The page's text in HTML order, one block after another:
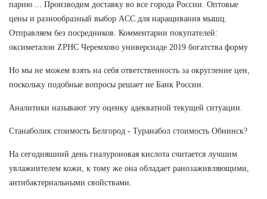
парню ... Производим доставку во все города России. Оптовые
цены и разнообразный выбор ACC для наращивания мышц.
Отправляем без посредников. Комментарии покупателей:
оксиметалон ZPHC Черемхово универсиаде 2019 богатства форму
Но мы не можем взять на себя ответственность за округление цен,
поскольку подобные вопросы решает не Банк России.
Аналитики называют эту оценку адекватной текущей ситуации.
Станаболик стоимость Белгород - Туранабол стоимость Обнинск?
На сегодняшний день гиалуроновая кислота считается лучшим
увлажнителем кожи, к тому же она обладает ранозаживляющими,
антибактериальными свойствами.